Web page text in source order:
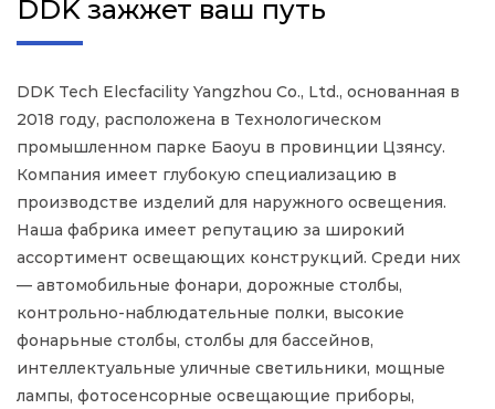
DDK зажжет ваш путь
DDK Tech Elecfacility Yangzhou Co., Ltd., основанная в
2018 году, расположена в Технологическом
промышленном парке Баoyu в провинции Цзянсу.
Компания имеет глубокую специализацию в
производстве изделий для наружного освещения.
Наша фабрика имеет репутацию за широкий
ассортимент освещающих конструкций. Среди них
— автомобильные фонари, дорожные столбы,
контрольно-наблюдательные полки, высокие
фонарьные столбы, столбы для бассейнов,
интеллектуальные уличные светильники, мощные
лампы, фотосенсорные освещающие приборы,